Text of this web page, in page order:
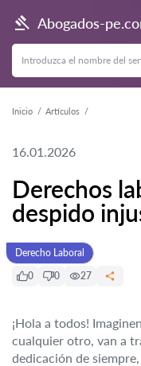
Abogados-
Inicio Artículos
16.01.2026
Derechos
despido
Derecho Laboral
0
0 27
¡Hola a todos!
cualquier otro, van a
dedicación de